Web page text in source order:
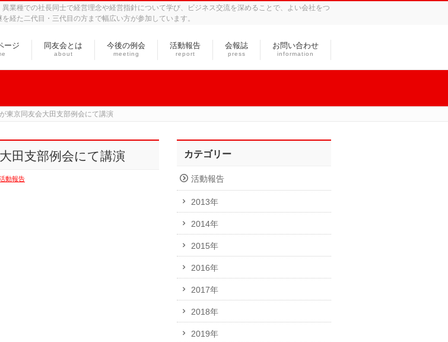
業種での社長同士で経営理念や経営指針について学び、ビジネス交流を深めることで、よい会社をつ
経た二代目・三代目の方まで幅広い方が参加しています。
ージ 同友会とは
about
今後の例会
meeting
活動報告
report
会報誌
press
お問い合わせ
information
東京同友会大田支部例会にて講演
田支部例会にて講演
動報告
カテゴリー
活動報告
2013年
2014年
2015年
2016年
2017年
2018年
2019年